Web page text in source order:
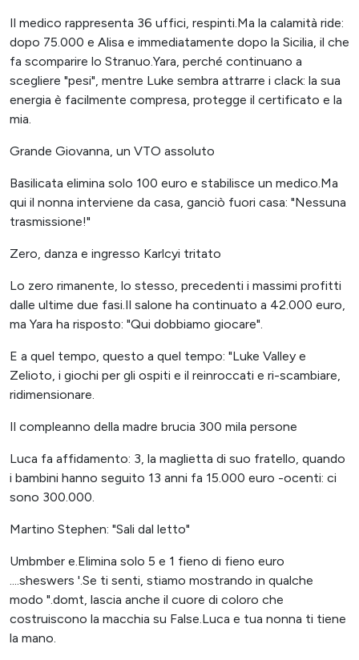
Il medico rappresenta 36 uffici, respinti.Ma la calamità ride:
dopo 75.000 e Alisa e immediatamente dopo la Sicilia, il che
fa scomparire lo Stranuo.Yara, perché continuano a
scegliere "pesi", mentre Luke sembra attrarre i clack: la sua
energia è facilmente compresa, protegge il certificato e la
mia.
Grande Giovanna, un VTO assoluto
Basilicata elimina solo 100 euro e stabilisce un medico.Ma
qui il nonna interviene da casa, ganciò fuori casa: "Nessuna
trasmissione!"
Zero, danza e ingresso Karlcyi tritato
Lo zero rimanente, lo stesso, precedenti i massimi profitti
dalle ultime due fasi.Il salone ha continuato a 42.000 euro,
ma Yara ha risposto: "Qui dobbiamo giocare".
E a quel tempo, questo a quel tempo: "Luke Valley e
Zelioto, i giochi per gli ospiti e il reinroccati e ri-scambiare,
ridimensionare.
Il compleanno della madre brucia 300 mila persone
Luca fa affidamento: 3, la maglietta di suo fratello, quando
i bambini hanno seguito 13 anni fa 15.000 euro -ocenti: ci
sono 300.000.
Martino Stephen: "Sali dal letto"
Umbmber e.Elimina solo 5 e 1 fieno di fieno euro
....sheswers '.Se ti senti, stiamo mostrando in qualche
modo ".domt, lascia anche il cuore di coloro che
costruiscono la macchia su False.Luca e tua nonna ti tiene
la mano.